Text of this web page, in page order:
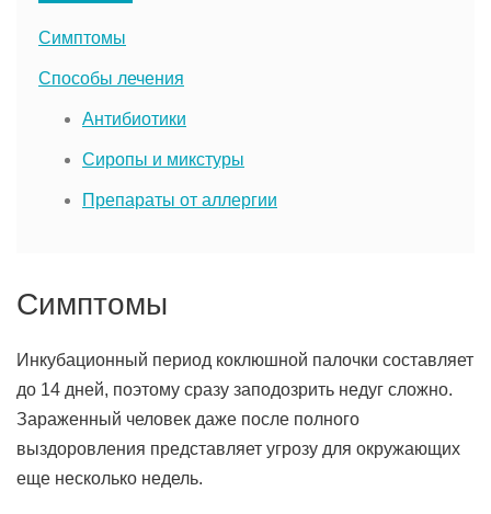
Симптомы
Способы лечения
Антибиотики
Сиропы и микстуры
Препараты от аллергии
Симптомы
Инкубационный период коклюшной палочки составляет
до 14 дней, поэтому сразу заподозрить недуг сложно.
Зараженный человек даже после полного
выздоровления представляет угрозу для окружающих
еще несколько недель.